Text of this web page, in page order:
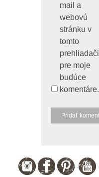
mail a
webovú
stránku v
tomto
prehliadači
pre moje
budúce
komentáre.